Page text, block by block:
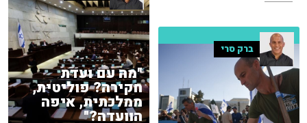
"מה עם ועדת
חקירה? פוליטית,
ממלכתית, איפה
הוועדה?"
ברק סרי